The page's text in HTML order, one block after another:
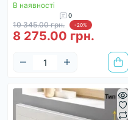
В наявності
0
10 345.00 грн. -20%
8 275.00 грн.